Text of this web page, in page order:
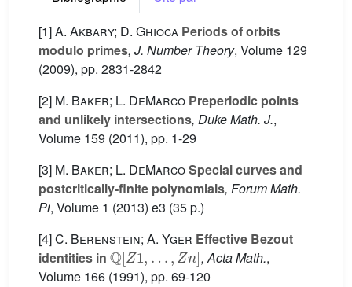
[1]A. Akbary; D. Ghioca Periods of orbits
modulo primes, J. Number Theory, Volume 129
(2009), pp. 2831-2842
[2] M. Baker; L. DeMarco Preperiodic points
and unlikely intersections, Duke Math. J.,
Volume 159 (2011), pp. 1-29
[3] M. Baker; L. DeMarcoSpecial curves and
postcritically-finite polynomials, Forum Math.
Pi, Volume 1 (2013) e3 (35 p.)
[4]C. Berenstein; A. Yger Effective Bezout
identities in
Q[Z1,… ,Zn]
, Acta Math.,
Volume 166 (1991), pp. 69-120